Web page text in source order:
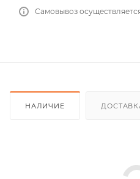
Самовывоз
НАЛИЧИЕ